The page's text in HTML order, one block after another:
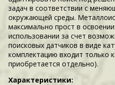
задач в соответствии с
окружающей среды.
максимально прост в
использовании за счет
поисковых датчиков в виде
комплектацию входит только
приобретается отдельно).
Характеристики: